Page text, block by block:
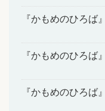
『かもめのひろ
『かもめのひろ
『かもめのひろ